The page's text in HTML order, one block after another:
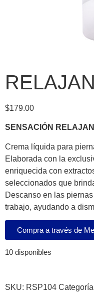
$179.00
SENSACIÓN
Crema líquida para
Elaborada con la
enriquecida con
seleccionados que
Descanso en las
trabajo, ayudando a
Compra a través de
10 disponibles
SKU: RSP104